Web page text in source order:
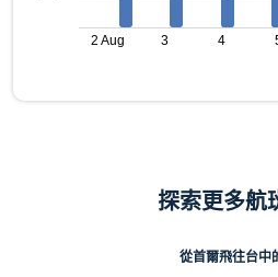
2 Aug 3 4
探索更多航
從首爾飛往台中